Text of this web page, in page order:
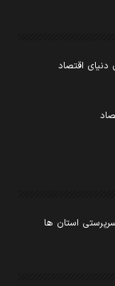
اقتصاد
استان ها